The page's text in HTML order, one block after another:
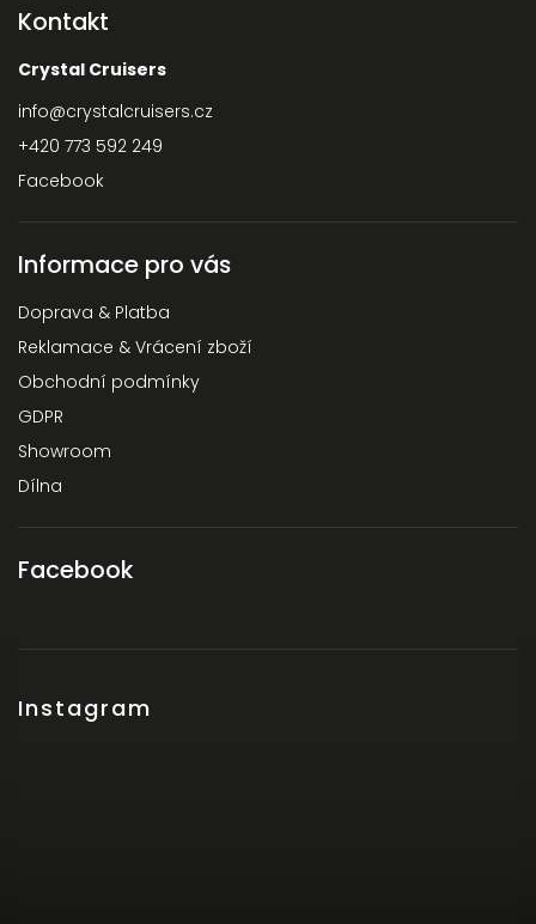
Kontakt
Crystal Cruisers
info@crystalcruisers.cz
+420 773 592 249
Facebook
Informace pro vás
Doprava & Platba
Reklamace & Vrácení zboží
Obchodní podmínky
GDPR
Showroom
Dílna
Facebook
Instagram